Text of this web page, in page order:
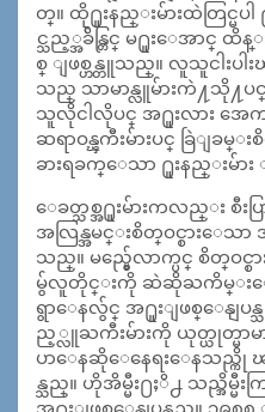
တ္။ ထို႐ူးနည္းမ်ားထဲတြင္မပါ
င္သည့္အခ်ိန္တြင္ မ႐ူးေအာ
စ္ ျဖစ္ဟန္တူသည္။ လူသူငါးပ
သည္ သာမာန္လူမ်ားကဲ႔သို႔ပင္
သူလိုငါလိုပင္ အ႐ူးလား အေ
ဆရာဝန္ၾကီးမ်ားပင္ ခြဲျခမ္
ခားရခက္ေသာ ႐ူးနည္းမ်
ေခတ္သစ္အ႐ူးမ်ားကလည္း စီး
အလြန္အမင္းစိတ္ဝင္စားေသ
သည္။ မည္မွ်ေလာက္ပင္ စိတ္ဝ
မွ်လူတိုင္းကို ဆဲဆိုႀကိမ္းေမ
ရွာေနလွ်င္ အ႐ူးျဖစ္ေနျပ
ည့္လူႀကီးမ်ားကို ယုတ္ယုတ္မာ
ပာေနဆိုေနေရးေနသည္ကို
န္သည္။ ဟိုအိမ္မီး႐ႈိ႕ သည္အိမ္